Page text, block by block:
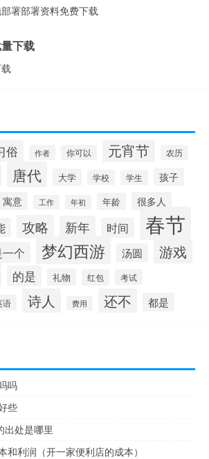
下载
俗 作者 你可以 元宵节 农历
唐代 大学 学校 学生 孩子
寓意 工作 年初 年龄 很多人
攻略 新年 时间 春节
一个 梦幻西游 汤圆 游戏
的是 礼物 红包 考试
语 诗人 费用 还不 都是
吗
些
出处是哪里
和利润（开一家便利店的成本）